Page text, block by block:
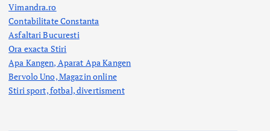
Vimandra.ro
Contabilitate Constanta
Asfaltari Bucuresti
Ora exacta Stiri
Apa Kangen, Aparat Apa Kangen
Bervolo Uno, Magazin online
Stiri sport, fotbal,divertisment